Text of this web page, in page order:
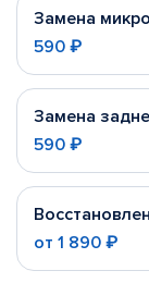
Замена
590 ₽
Замена
590 ₽
от 1 890 ₽